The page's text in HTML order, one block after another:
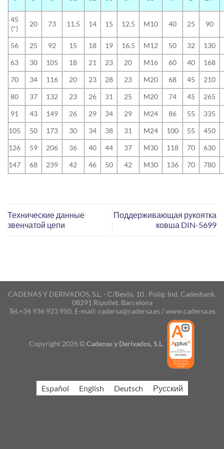
45
(*)
20 73 11.5 14 15 12.5 M10 40 25 90
56 25 92 15 18 19 16.5 M12 50 32 130
63
30 105 18 21 23 20 M16 60 40 168
70
34 116 20 23 28 23 M20 68 45 210
80
37 132 23 26 31 25 M20 74 45 265
91
43 149 26 29 34 29 M24 86 55 335
105
50 173 30 34 38 31 M24 100 55 450
126
59 206 36 40 44 37 M30 118 70 630
147
68 239 42 46 50 42 M30 136 70 780
Технические данные
звенчатой цепи
Поддерживающая рукоятка
ковша DIN-5699
CADENAS Y DERIVADOS, S.L. - C/Besós, 10 . Polig. Ind. Cadesbank.
08291 Ripollet. Barcelona
Tel.+34 936 923 950. E-mail: cadersa@cadersa.es / www.cadersa.es
Copyright 2026 ©Cadenas y Derivados, S.L.
Español English Deutsch Русский